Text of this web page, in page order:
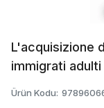
L'acquisizione
immigrati adulti
Ürün Kodu: